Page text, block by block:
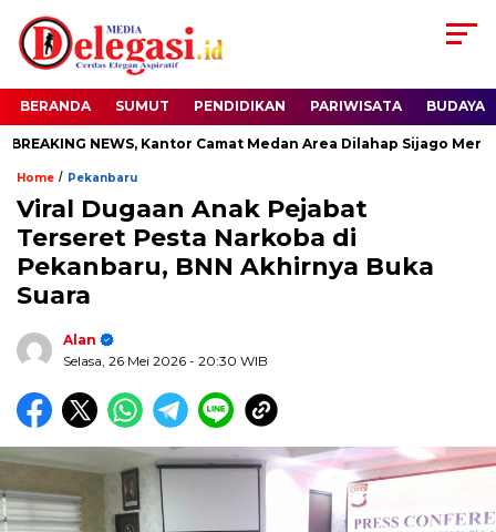
BERANDA SUMUT PENDIDIKAN PARIWISATA BUDAYA
NEWS, Kantor Camat Medan Area Dilahap Sijago Merah
Home / Pekanbaru
Viral Dugaan Anak Pejabat
Terseret Pesta Narkoba di
Pekanbaru, BNN Akhirnya Buka
Suara
Alan
Selasa, 26 Mei 2026 - 20:30 WIB